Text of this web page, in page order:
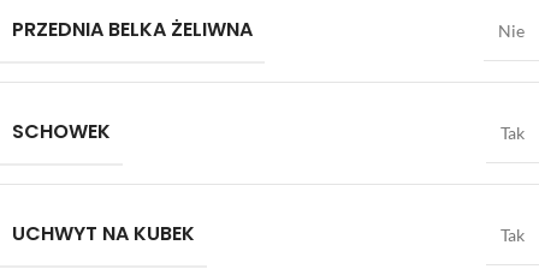
PRZEDNIA BELKA ŻELIWNA Nie
SCHOWEK Tak
UCHWYT NA KUBEK Tak